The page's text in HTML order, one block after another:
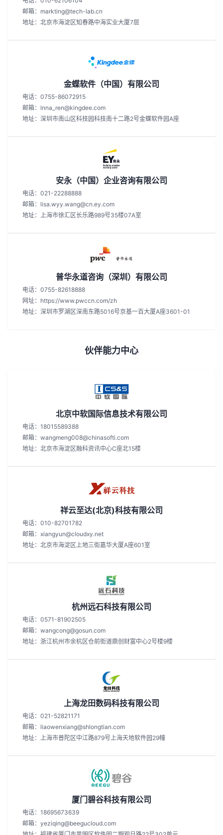
邮箱：markting@tech-lab.cn
地址：北京市海淀区知春路中海实业大厦7层
金蝶软件（中国）有限公司
电话：0755-86072915
邮箱：lnna_ren@kingdee.com
地址：深圳市南山区科技园科技南十二路2号金蝶软件园A座
安永（中国）企业咨询有限公司
电话：021-22288888
邮箱：lisa.wyy.wang@cn.ey.com
地址：上海市徐汇区长乐路989号35楼07A室
普华永道咨询（深圳）有限公司
电话：0755-82618888
网址：https://www.pwccn.com/zh
地址：深圳市罗湖区深南东路5016号京基一百大厦A座3601-01
伙伴能力中心
北京中软国际信息技术有限公司
电话：18015589388
邮箱：wangmeng008@chinasofti.com
地址：北京市海淀区融科资讯中心C座北15楼
祥云至达(北京)科技有限公司
电话：010-82701782
邮箱：xiangyun@cloudxy.net
地址：北京市海淀区上地三街嘉华大厦A座601室
杭州远石科技有限公司
电话：0571-81902505
邮箱：wangcong@gosun.com
地址：浙江杭州市余杭区仓前街道鼎创财富中心2号楼9楼
上海龙田数码科技有限公司
电话：021-52821171
邮箱：liaowenxiang@shlongtian.com
地址：上海市普陀区中江路879号上海天地软件园29幢
厦门碧谷科技有限公司
电话：18695673639
邮箱：yeziqing@beegucloud.com